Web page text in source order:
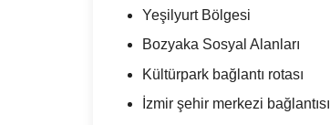
Yeşilyurt Bölgesi
Bozyaka Sosyal Alanları
Kültürpark bağlantı rotası
İzmir şehir merkezi bağlantısı